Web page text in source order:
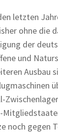
letzten
ohne die
der
und
Ausbau
noch gegen